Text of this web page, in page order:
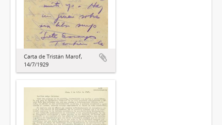
Carta de Tristán Marof,
14/7/1929